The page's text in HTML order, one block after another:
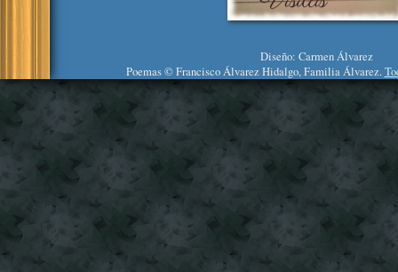
Diseño: Carmen Álvarez
Poemas © Francisco Álvarez Hidalgo, Familia Álvarez.